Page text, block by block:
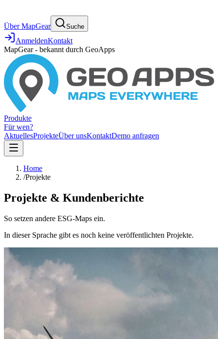
Über MapGear Suche
AnmeldenKontakt
MapGear - bekannt durch GeoApps
Produkte
Für wen?
AktuellesProjekteÜber unsKontaktDemo anfragen
Home
/Projekte
Projekte & Kundenberichte
So setzen andere ESG-Maps ein.
In dieser Sprache gibt es noch keine veröffentlichten Projekte.